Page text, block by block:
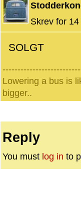
Skrev for
SOLGT
Lowering a bus is
bigger..
Reply
You must log in to